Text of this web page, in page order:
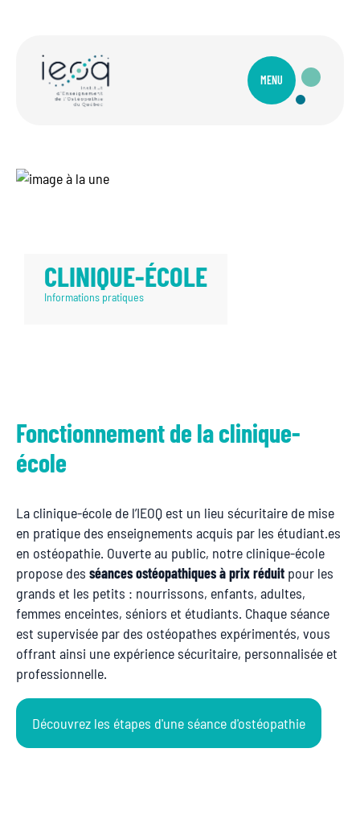
MENU
CLINIQUE-ÉCOLE
Informations pratiques
Fonctionnement de la clinique-
école
La clinique-école de l’IEOQ est un lieu sécuritaire de mise
en pratique des enseignements acquis par les étudiant.es
en ostéopathie. Ouverte au public, notre clinique-école
propose des séances ostéopathiques à prix réduit pour les
grands et les petits : nourrissons, enfants, adultes,
femmes enceintes, séniors et étudiants. Chaque séance
est supervisée par des ostéopathes expérimentés, vous
offrant ainsi une expérience sécuritaire, personnalisée et
professionnelle.
Découvrez les étapes d'une séance d'ostéopathie